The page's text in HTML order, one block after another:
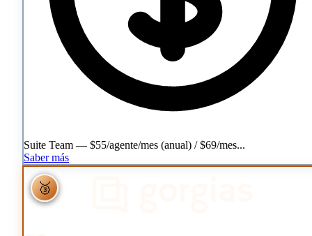
Suite Team — $55/agente/mes (anual) / $69/mes...
Saber más
🥉
🥉